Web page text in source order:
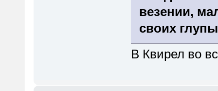
везении,
своих
В Квирел во